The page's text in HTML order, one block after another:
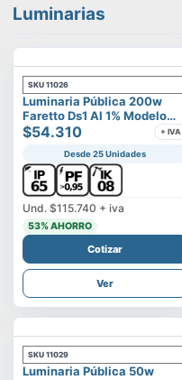
Luminarias
SKU 11026
Luminaria Pública 200w
Faretto Ds1 Al 1% Modelo
Calisto
$54.310 + IVA
Desde 25 Unidades
Und. $115.740 + iva
53% AHORRO
Cotizar
Ver
SKU 11029
Luminaria Pública 50w